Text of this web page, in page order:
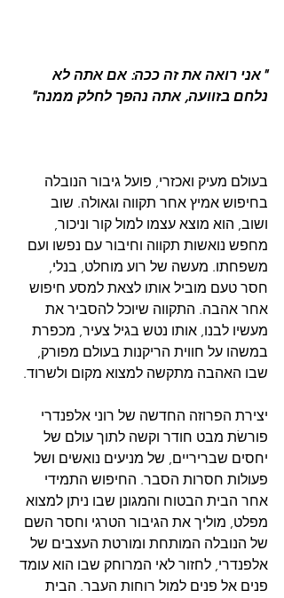
"אני רואה את זה ככה: אם אתה לא
נלחם בזוועה, אתה נהפך לחלק ממנה"
בעולם מעיק ואכזרי, פועל גיבור הנובלה
בחיפוש אמיץ אחר תקווה וגאולה. שוב
ושוב, הוא מוצא עצמו למול קור וניכור,
מחפש נואשות תקווה וחיבור עם נפשו ועם
משפחתו. מעשה של רוע מוחלט, בנלי,
חסר טעם מוביל אותו לצאת למסע חיפוש
אחר אהבה. התקווה שיוכל להסביר את
מעשיו לבנו, אותו נטש בגיל צעיר, מכפרת
במשהו על חווית הריקנות בעולם מפורק,
שבו האהבה מתקשה למצוא מקום ולשרוד.
יצירת הפרוזה החדשה של רוני אלפנדרי
פורשׂת מבט חודר וקשה לתוך עולם של
יחסים שבריריים, של מניעים נואשים ושל
פעולות חסרות הסבר. החיפוש התמידי
אחר הבית הבטוח והמגונן שבו ניתן למצוא
מפלט, מוליך את הגיבור הטרגי וחסר השם
של הנובלה המותחת ומורטת העצבים של
אלפנדרי, לחזור לאי המרוחק שבו הוא עומד
פנים אל פנים למול רוחות העבר. הבית